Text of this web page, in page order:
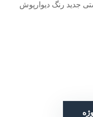
جدید رنگ دیوارپوش